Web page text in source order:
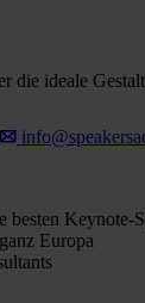
die ideale
besten Keynote-
Europa